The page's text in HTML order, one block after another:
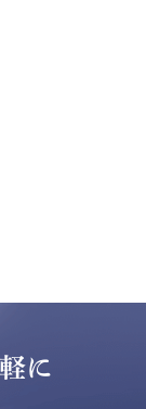
に